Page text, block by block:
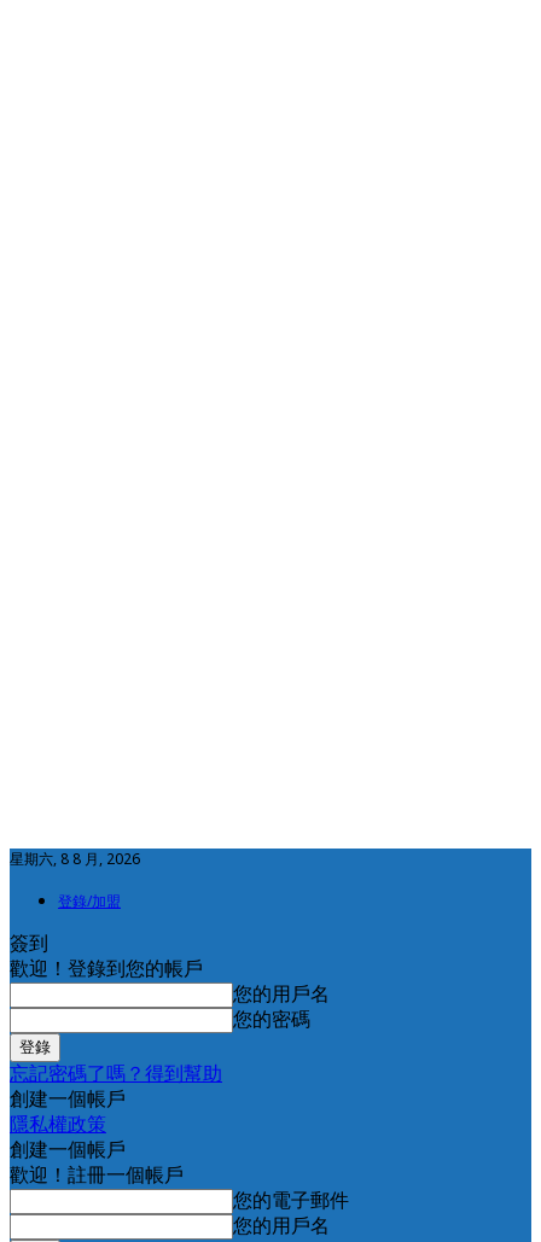
星期六, 8 8 月, 2026
登錄/加盟
簽到
歡迎！登錄到您的帳戶
您的用戶名
您的密碼
忘記密碼了嗎？得到幫助
創建一個帳戶
隱私權政策
創建一個帳戶
歡迎！註冊一個帳戶
您的電子郵件
您的用戶名